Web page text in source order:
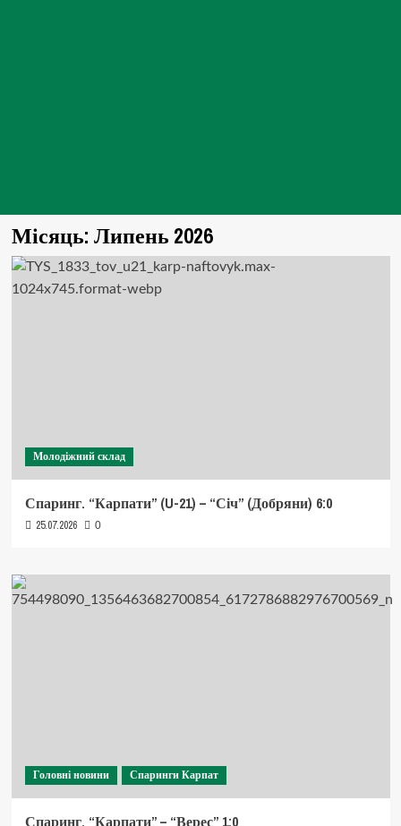
Місяць: Липень 2026
Молодіжний склад
Спаринг. “Карпати” (U-21) – “Січ” (Добряни) 6:0
25.07.2026 0
Головні новини Спаринги Карпат
Спаринг. “Карпати” – “Верес” 1:0